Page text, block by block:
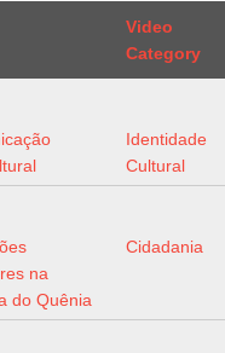
Video
Category
Identidade
Cultural
na
do Quênia
Cidadania